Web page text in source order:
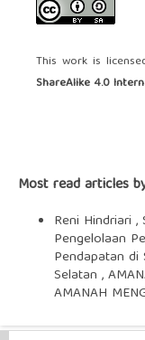
This work is
ShareAlike 4.0
Most read articles
Reni Hindriari
Pengelolaan
Pendapatan di
Selatan ,
AMANAH